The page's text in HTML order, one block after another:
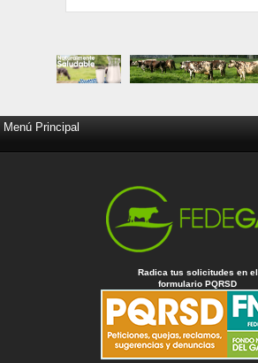
Radica tus solicitudes en el
formulario PQRSD